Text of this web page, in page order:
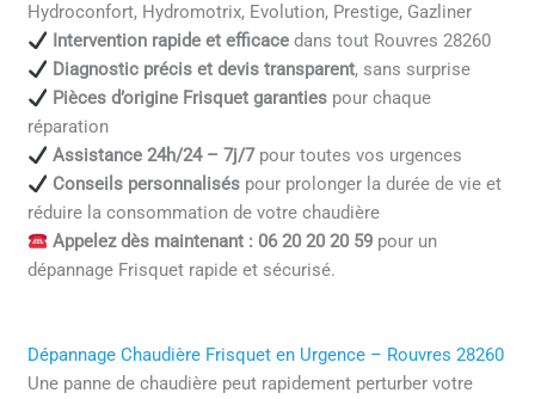
Hydroconfort, Hydromotrix, Evolution, Prestige, Gazliner
Intervention rapide et efficacedans tout Rouvres 28260
Diagnostic précis et devis transparent, sans surprise
Pièces d’origine Frisquet garantiespour chaque
réparation
Assistance 24h/24 – 7j/7pour toutes vos urgences
Conseils personnaliséspour prolonger la durée de vie et
réduire la consommation de votre chaudière
Appelez dès maintenant : 06 20 20 20 59pour un
dépannage Frisquet rapide et sécurisé.
Dépannage Chaudière Frisquet en Urgence – Rouvres 28260
Une panne de chaudière peut rapidement perturber votre